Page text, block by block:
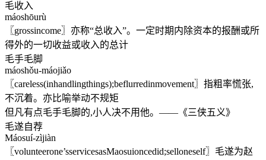
毛收入
máoshōurù
〖grossincome〗亦称“总收入”。一定时期内除资本的报酬或所
得外的一切收益或收入的总计
毛手毛脚
máoshǒu-máojiǎo
〖careless(inhandlingthings);beflurredinmovement〗指粗率慌张,
不沉着。亦比喻举动不规矩
但凡有点毛手毛脚的,小人决不用他。——《三侠五义》
毛遂自荐
Máosuí-zìjiàn
〖volunteerone’sservicesasMaosuioncedid;selloneself〗毛遂为赵